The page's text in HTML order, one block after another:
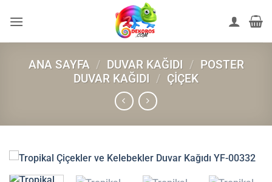
atla
ANA SAYFA / DUVAR KAĞIDI / POSTER
DUVAR KAĞIDI / ÇIÇEK